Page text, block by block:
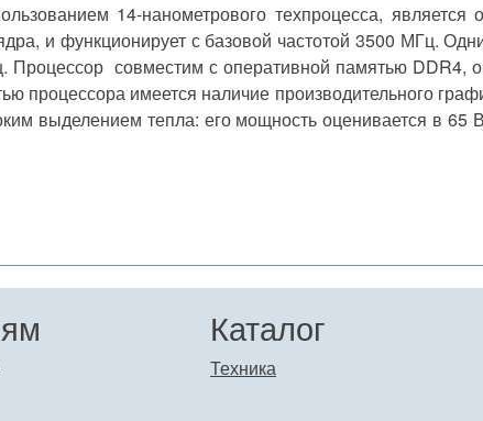
14-нанометрового техпроцесса,
и функционирует с базовой частотой 3500 МГц.
Процессор совместим с оперативной памятью DDR4,
процессора имеется наличие производительного
выделением тепла: его мощность оценивается в 65
Каталог
Техника